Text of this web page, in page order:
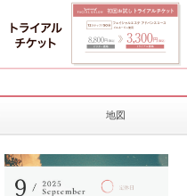
地図